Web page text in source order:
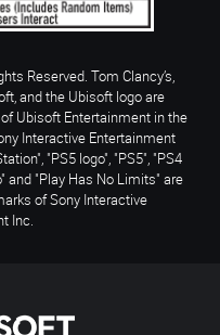
Reserved. Tom Clancy’s,
and the Ubisoft logo are
Ubisoft Entertainment in the
Interactive Entertainment
"PS5 logo", "PS5", "PS4
and "Play Has No Limits" are
of Sony Interactive
Inc.